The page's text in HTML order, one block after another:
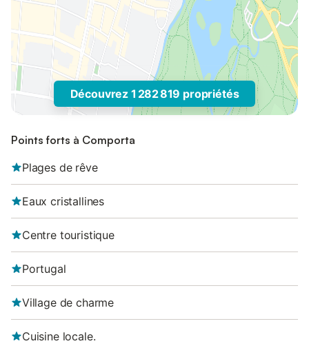
Découvrez 1 282 819 propriétés
Points forts à Comporta
Plages de rêve
Eaux cristallines
Centre touristique
Portugal
Village de charme
Cuisine locale.